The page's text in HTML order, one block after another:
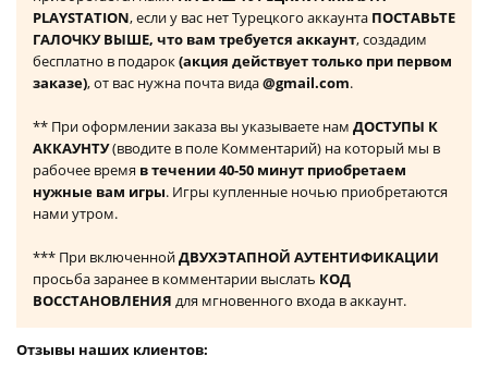
PLAYSTATION, если у вас нет Турецкого аккаунта ПОСТАВЬТЕ
ГАЛОЧКУ ВЫШЕ, что вам требуется аккаунт, создадим
бесплатно в подарок(акция действует только при первом
заказе), от вас нужна почта вида@gmail.com.
** При оформлении заказа вы указываете нам ДОСТУПЫ К
АККАУНТУ(вводите в поле Комментарий) на который мы в
рабочее время в течении 40-50 минут приобретаем
нужные вам игры. Игры купленные ночью приобретаются
нами утром.
*** При включеннойДВУХЭТАПНОЙ АУТЕНТИФИКАЦИИ
просьба заранее в комментарии выслать КОД
ВОССТАНОВЛЕНИЯ для мгновенного входа в аккаунт.
Отзывы наших клиентов: